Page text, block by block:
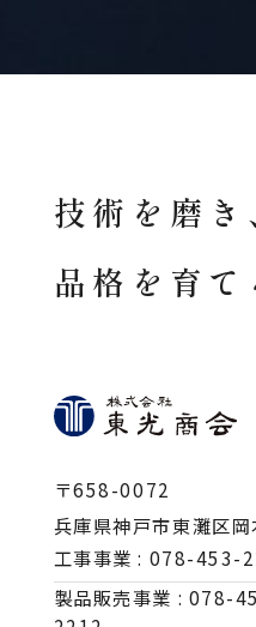
技術を磨き
品格を育て
〒658-0072
兵庫県神戸市東灘区
工事事業 : 078-453-
製品販売事業 : 078-